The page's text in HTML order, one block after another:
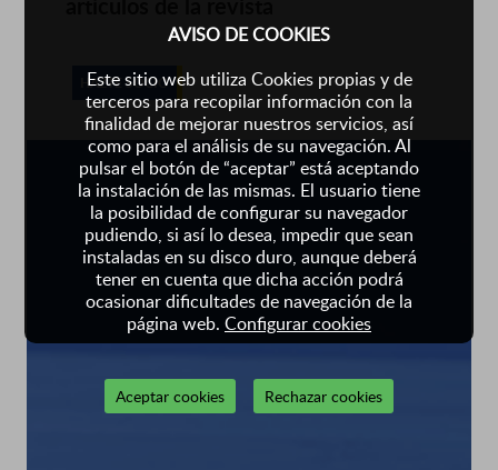
AVISO DE COOKIES
Este sitio web utiliza Cookies propias y de
terceros para recopilar información con la
finalidad de mejorar nuestros servicios, así
como para el análisis de su navegación. Al
pulsar el botón de “aceptar” está aceptando
la instalación de las mismas. El usuario tiene
la posibilidad de configurar su navegador
pudiendo, si así lo desea, impedir que sean
instaladas en su disco duro, aunque deberá
tener en cuenta que dicha acción podrá
ocasionar dificultades de navegación de la
página web. Configurar cookies
Aceptar cookies Rechazar cookies
HAZTE SOCIO